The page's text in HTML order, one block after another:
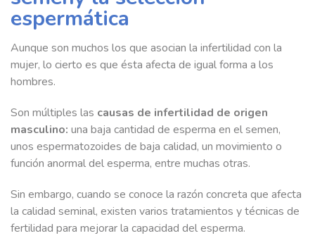
espermática
Aunque son muchos los que asocian la infertilidad con la
mujer, lo cierto es que ésta afecta de igual forma a los
hombres.
Son múltiples las causas de infertilidad de origen
masculino: una baja cantidad de esperma en el semen,
unos espermatozoides de baja calidad, un movimiento o
función anormal del esperma, entre muchas otras.
Sin embargo, cuando se conoce la razón concreta que afecta
la calidad seminal, existen varios tratamientos y técnicas de
fertilidad para mejorar la capacidad del esperma.